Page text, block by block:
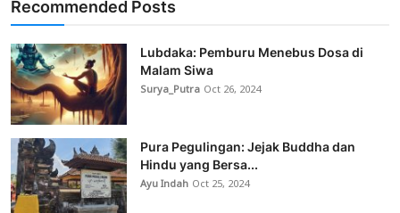
Recommended Posts
Lubdaka: Pemburu Menebus Dosa di
Malam Siwa
Surya_Putra Oct 26, 2024
Pura Pegulingan: Jejak Buddha dan
Hindu yang Bersa...
Ayu Indah Oct 25, 2024